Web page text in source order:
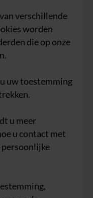
verschillende
worden
die op onze
uw toestemming
u meer
u contact met
persoonlijke